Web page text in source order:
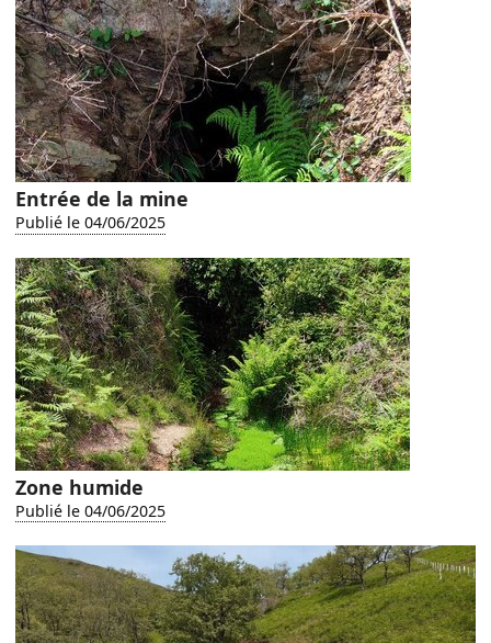
Entrée de la mine
Publié le 04/06/2025
Zone humide
Publié le 04/06/2025